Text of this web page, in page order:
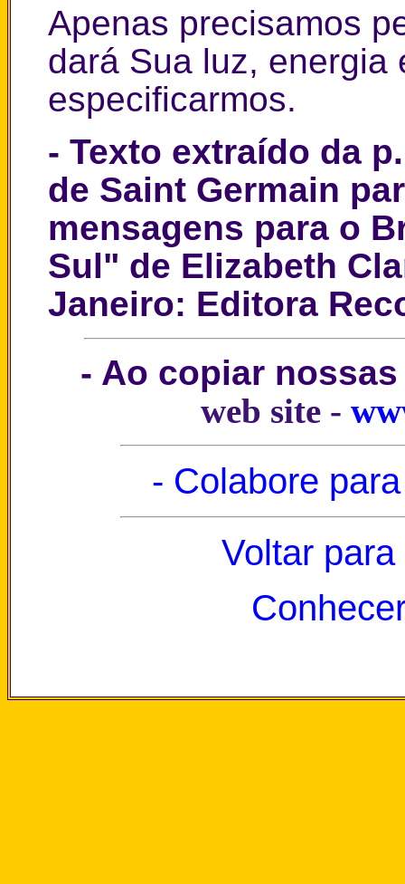
Apenas precisamos
dará Sua luz, energia
especificarmos.
- Texto extraído da
de Saint Germain
mensagens para o
Sul" de Elizabeth
Janeiro: Editora
- Ao copiar
web site -
- Colabore
Voltar